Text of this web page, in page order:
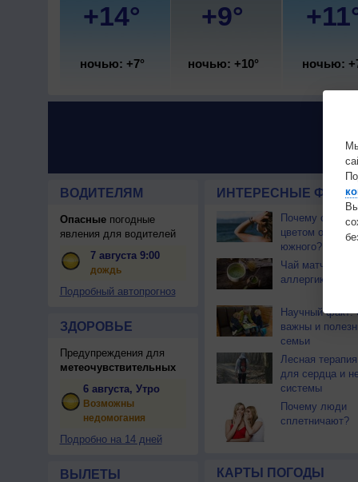
+14°
ночью: +7°
+9°
ночью: +10° ночью:
ВОДИТЕЛЯМ
Опасныепогодные
явления для водителей
7 августа 9:00
дождь
Подробный автопрогноз
ЗДОРОВЬЕ
Предупреждения для
метеочувствительных
6 августа, Утро
Возможны
недомогания
Подробно на 14 дней
ВЫЛЕТЫ
ИНТЕРЕСНЫЕ
Почему
цветом
южного?
Чай матча
аллергикам
Научный факт:
важны и
семьи
Лесная
для сердца и
системы
Почему люди
сплетничают?
КАРТЫ ПОГОДЫ